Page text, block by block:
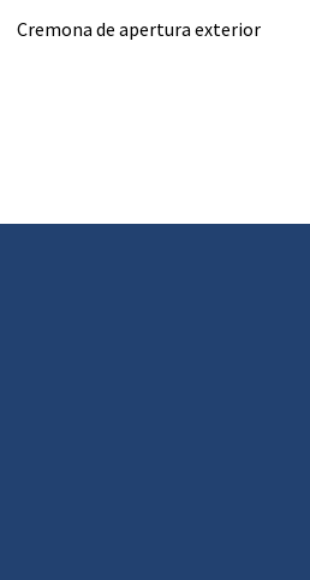
Cremona de apertura exterior